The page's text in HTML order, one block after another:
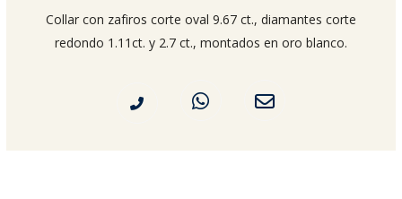
Collar con zafiros corte oval 9.67 ct., diamantes corte
redondo 1.11ct. y 2.7 ct., montados en oro blanco.